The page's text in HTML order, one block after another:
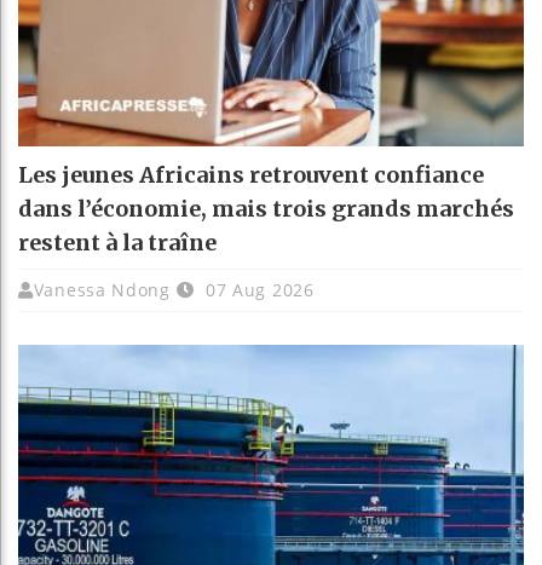
Les jeunes Africains retrouvent confiance
dans l’économie, mais trois grands marchés
restent à la traîne
Vanessa Ndong 07 Aug 2026